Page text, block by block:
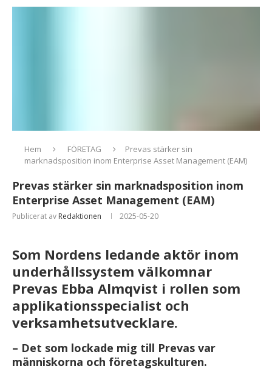
Hem FÖRETAG
Prevas stärker sin
marknadsposition inom Enterprise Asset Management (EAM)
Prevas stärker sin marknadsposition inom
Enterprise Asset Management (EAM)
Publicerat av Redaktionen 2025-05-20
Som Nordens ledande aktör inom
underhållssystem välkomnar
Prevas Ebba Almqvist i rollen som
applikationsspecialist och
verksamhetsutvecklare.
– Det som lockade mig till Prevas var
människorna och företagskulturen.